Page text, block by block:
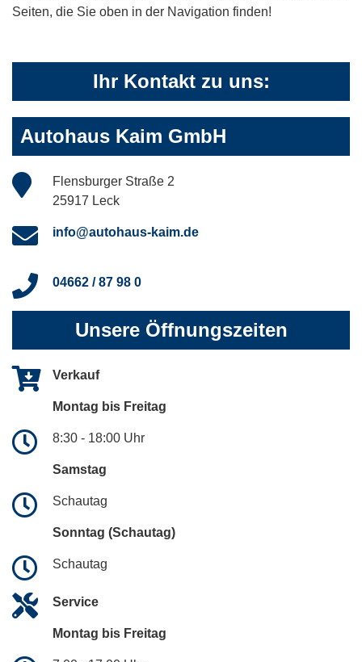
Seiten, die Sie oben in der Navigation finden!
Ihr Kontakt zu uns:
Autohaus Kaim GmbH
Flensburger Straße 2
25917 Leck
info@autohaus-kaim.de
04662 / 87 98 0
Unsere Öffnungszeiten
Verkauf
Montag bis Freitag
8:30 - 18:00 Uhr
Samstag
Schautag
Sonntag (Schautag)
Schautag
Service
Montag bis Freitag